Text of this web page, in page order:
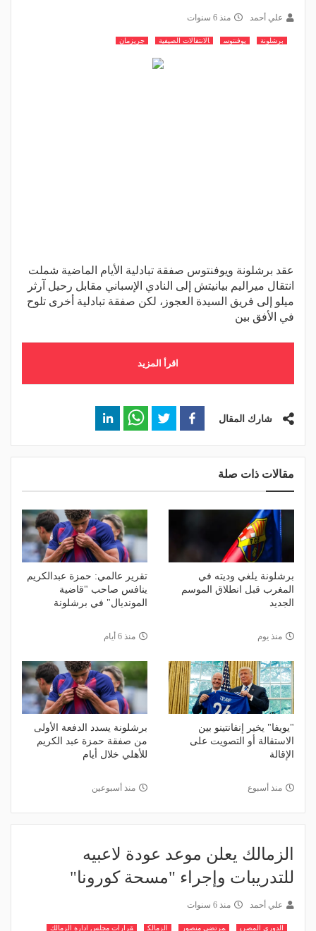
علي أحمد منذ 6 سنوات
برشلونة يوفنتوس الانتقالات الصيفية جريزمان
عقد برشلونة ويوفنتوس صفقة تبادلية الأيام الماضية شملت
انتقال ميراليم بيانيتش إلى النادي الإسباني مقابل رحيل آرثر
ميلو إلى فريق السيدة العجوز، لكن صفقة تبادلية أخرى تلوح
في الأفق بين
اقرأ المزيد
شارك المقال
مقالات ذات صلة
برشلونة يلغي وديته في
المغرب قبل انطلاق الموسم
الجديد
منذ يوم
تقرير عالمي: حمزة عبدالكريم
ينافس صاحب "قاضية
المونديال" في برشلونة
منذ 6 أيام
"يويفا" يخير إنفانتينو بين
الاستقالة أو التصويت على
الإقالة
منذ أسبوع
برشلونة يسدد الدفعة الأولى
من صفقة حمزة عبد الكريم
للأهلي خلال أيام
منذ أسبوعين
الزمالك يعلن موعد عودة لاعبيه
للتدريبات وإجراء "مسحة كورونا"
علي أحمد منذ 6 سنوات
الدوري المصري مرتضى منصور الزمالك قرارات مجلس ادارة الزمالك